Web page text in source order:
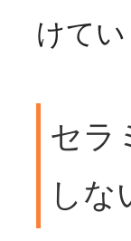
けてい
セラ
しな